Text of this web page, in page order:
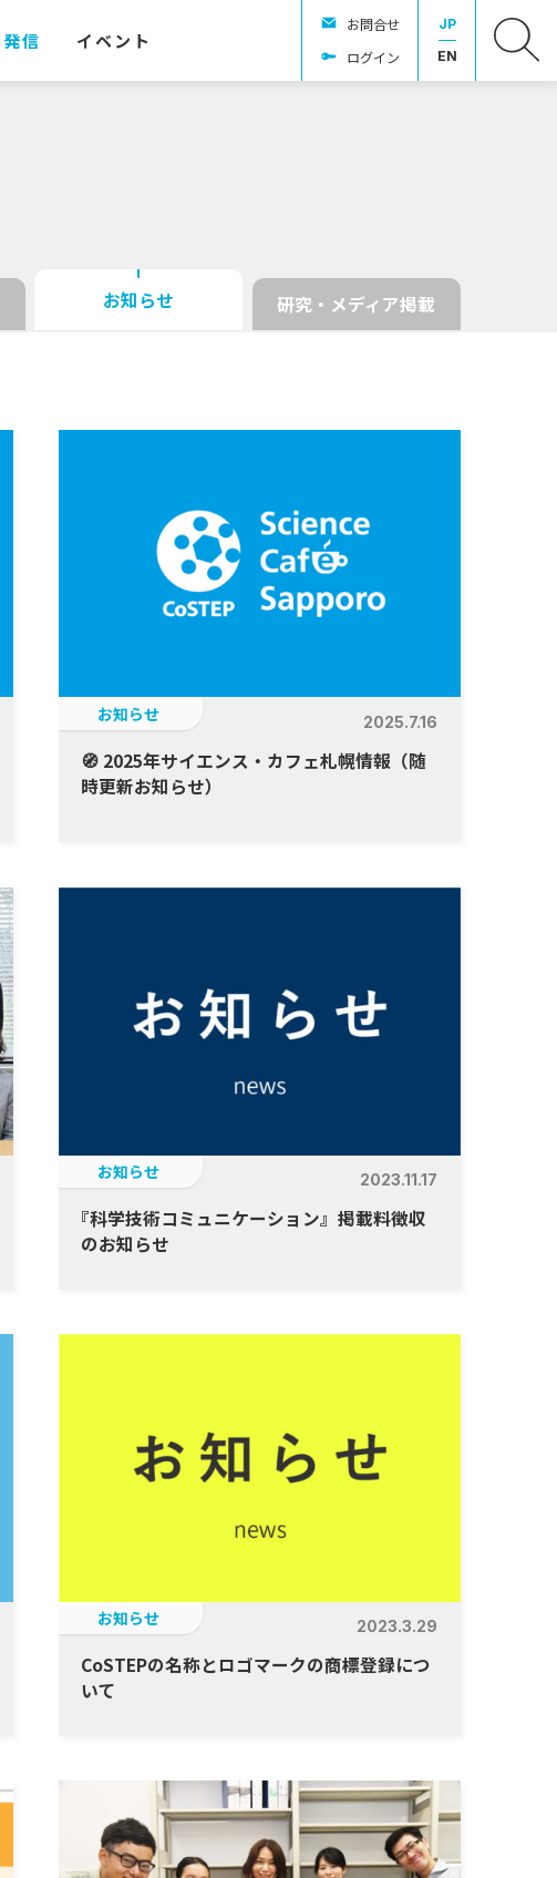
発信 イベント
お問合せ
ログイン
JP
EN
お知らせ 研究・メディア掲載
お知らせ 2025.7.16
🧭 2025年サイエンス・カフェ札幌情報（随
時更新お知らせ）
お知らせ 2023.11.17
『科学技術コミュニケーション』掲載料徴収
のお知らせ
お知らせ 2023.3.29
CoSTEPの名称とロゴマークの商標登録につ
いて